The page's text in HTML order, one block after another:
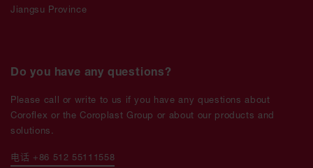
Jiangsu Province
Do you have any questions?
Please call or write to us if you have any questions about
Coroflex or the Coroplast Group or about our products and
solutions.
电话 +86 512 55111558